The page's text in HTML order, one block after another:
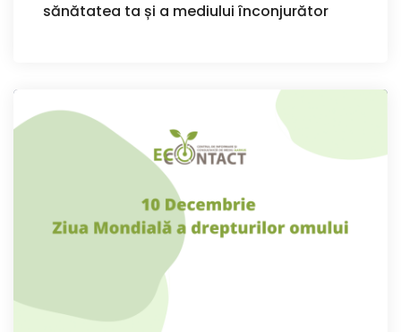
sănătatea ta și a mediului înconjurător